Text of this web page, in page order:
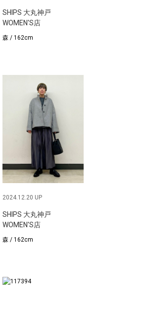
SHIPS 大丸神戸
WOMEN'S店
森 / 162cm
2024.12.20 UP
SHIPS 大丸神戸
WOMEN'S店
森 / 162cm